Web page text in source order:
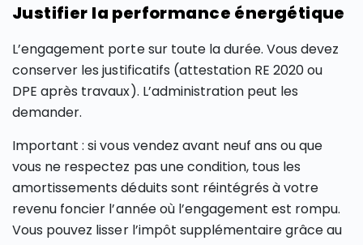
Justifier la performance énergétique
L’engagement porte sur toute la durée. Vous devez
conserver les justificatifs (attestation RE 2020 ou
DPE après travaux). L’administration peut les
demander.
Important : si vous vendez avant neuf ans ou que
vous ne respectez pas une condition, tous les
amortissements déduits sont réintégrés à votre
revenu foncier l’année où l’engagement est rompu.
Vous pouvez lisser l’impôt supplémentaire grâce au